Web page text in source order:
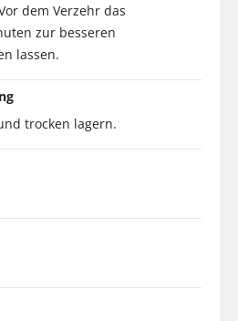
dem Verzehr das
zur besseren
lassen.
trocken lagern.